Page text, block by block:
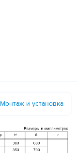
Монтаж и установка